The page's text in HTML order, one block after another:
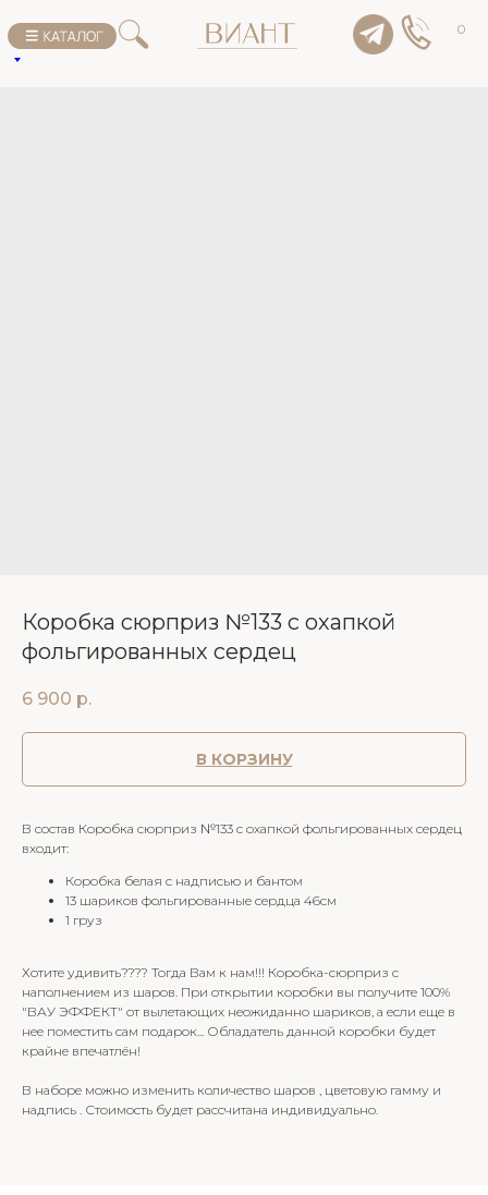
0
Коробка сюрприз №133 с охапкой
фольгированных сердец
6 900 р.
В КОРЗИНУ
В состав Коробка сюрприз №133 с охапкой фольгированных сердец
входит:
Коробка белая с надписью и бантом
13 шариков фольгированные сердца 46см
1 груз
Хотите удивить???? Тогда Вам к нам!!! Коробка-сюрприз с
наполнением из шаров. При открытии коробки вы получите 100%
"ВАУ ЭФФЕКТ" от вылетающих неожиданно шариков, а если еще в
нее поместить сам подарок... Обладатель данной коробки будет
крайне впечатлён!
В наборе можно изменить количество шаров , цветовую гамму и
надпись . Стоимость будет рассчитана индивидуально.